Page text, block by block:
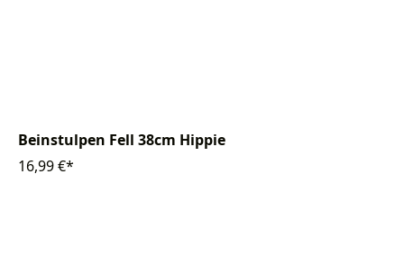
Beinstulpen Fell 38cm Hippie
16,99 €*